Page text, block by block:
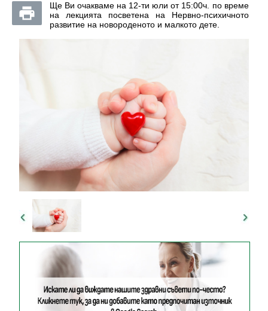
Ще Ви очакваме на 12-ти юли от 15:00ч. по време
на лекцията посветена на Нервно-психичното
развитие на новороденото и малкото дете.